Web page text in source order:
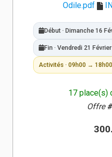
Odile.pdf
Début · Dimanche 16
Fin · Vendredi 21 Février
Activités · 09h00 → 18h00
17 place(s)
Offre